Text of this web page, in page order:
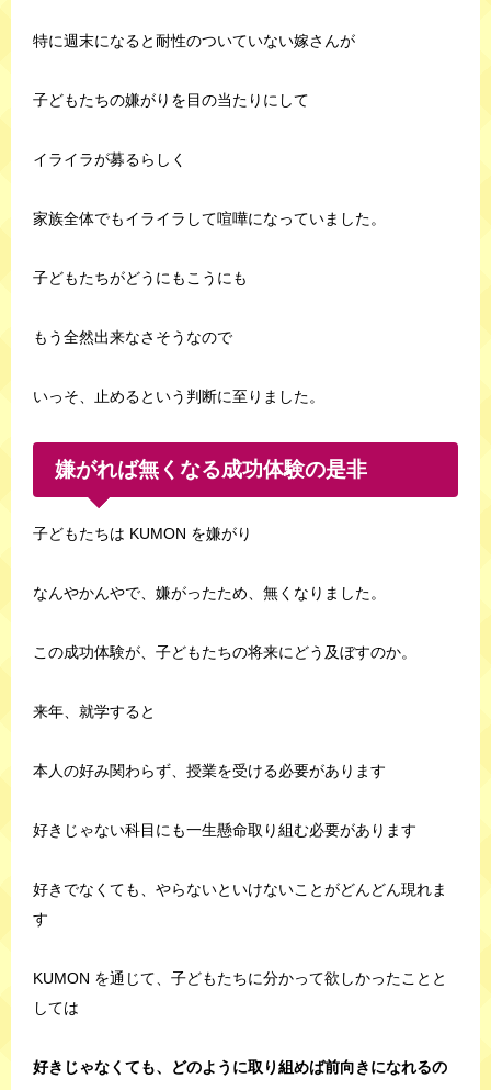
特に週末になると耐性のついていない嫁さんが
子どもたちの嫌がりを目の当たりにして
イライラが募るらしく
家族全体でもイライラして喧嘩になっていました。
子どもたちがどうにもこうにも
もう全然出来なさそうなので
いっそ、止めるという判断に至りました。
嫌がれば無くなる成功体験の是非
子どもたちは KUMON を嫌がり
なんやかんやで、嫌がったため、無くなりました。
この成功体験が、子どもたちの将来にどう及ぼすのか。
来年、就学すると
本人の好み関わらず、授業を受ける必要があります
好きじゃない科目にも一生懸命取り組む必要があります
好きでなくても、やらないといけないことがどんどん現れま
す
KUMON を通じて、子どもたちに分かって欲しかったことと
しては
好きじゃなくても、どのように取り組めば前向きになれるの